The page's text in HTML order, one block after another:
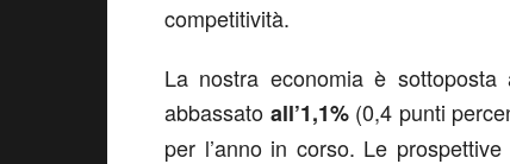
competitività.
La nostra economia è
abbassato all’1,1%(0,4 punti
per l’anno in corso. Le